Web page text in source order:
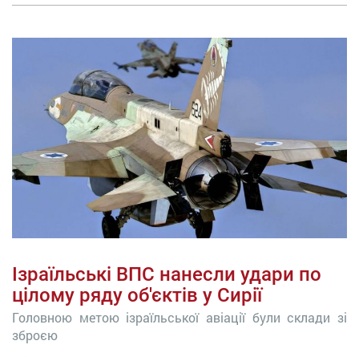
Ізраїльські ВПС нанесли удари по
цілому ряду об'єктів у Сирії
Головною метою ізраїльської авіації були склади зі
зброєю